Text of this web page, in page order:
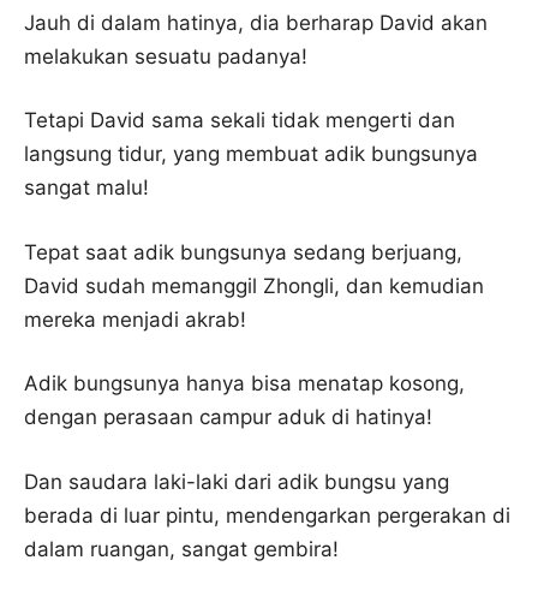
Jauh di dalam hatinya, dia berharap David akan
melakukan sesuatu padanya!
Tetapi David sama sekali tidak mengerti dan
langsung tidur, yang membuat adik bungsunya
sangat malu!
Tepat saat adik bungsunya sedang berjuang,
David sudah memanggil Zhongli, dan kemudian
mereka menjadi akrab!
Adik bungsunya hanya bisa menatap kosong,
dengan perasaan campur aduk di hatinya!
Dan saudara laki-laki dari adik bungsu yang
berada di luar pintu, mendengarkan pergerakan di
dalam ruangan, sangat gembira!